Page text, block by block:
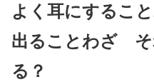
よく耳にするこ
出ることわざ そ
る？